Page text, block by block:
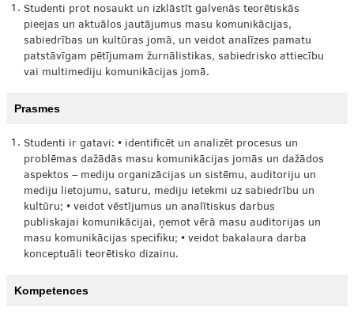
1. Studenti prot nosaukt un izklāstīt galvenās teorētiskās
pieejas un aktuālos jautājumus masu komunikācijas,
sabiedrības un kultūras jomā, un veidot analīzes pamatu
patstāvīgam pētījumam žurnālistikas, sabiedrisko attiecību
vai multimediju komunikācijas jomā.
Prasmes
1. Studenti ir gatavi: • identificēt un analizēt procesus un
problēmas dažādās masu komunikācijas jomās un dažādos
aspektos – mediju organizācijas un sistēmu, auditoriju un
mediju lietojumu, saturu, mediju ietekmi uz sabiedrību un
kultūru; • veidot vēstījumus un analītiskus darbus
publiskajai komunikācijai, ņemot vērā masu auditorijas un
masu komunikācijas specifiku; • veidot bakalaura darba
konceptuāli teorētisko dizainu.
Kompetences